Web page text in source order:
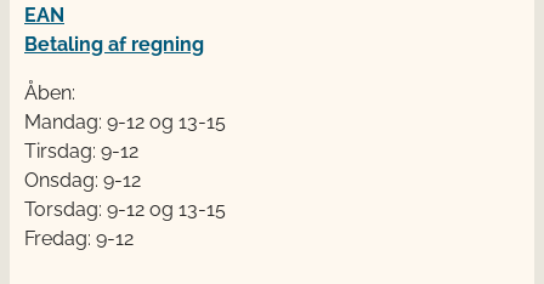
EAN
Betaling af regning
Åben:
Mandag: 9-12 og 13-15
Tirsdag: 9-12
Onsdag: 9-12
Torsdag: 9-12 og 13-15
Fredag: 9-12